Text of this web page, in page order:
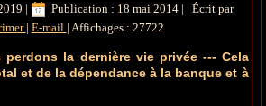
| Publication : 18 mai 2014 |
Écrit par
| E-mail | Affichages : 27722
perdons la dernière vie privée --- Cela
et de la dépendance à la banque et à